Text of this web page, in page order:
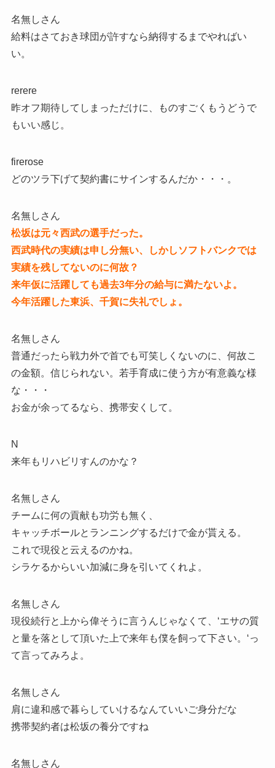
名無しさん
給料はさておき球団が許すなら納得するまでやればい
い。
rerere
昨オフ期待してしまっただけに、ものすごくもうどうで
もいい感じ。
firerose
どのツラ下げて契約書にサインするんだか・・・。
名無しさん
松坂は元々西武の選手だった。
西武時代の実績は申し分無い、しかしソフトバンクでは
実績を残してないのに何故？
来年仮に活躍しても過去3年分の給与に満たないよ。
今年活躍した東浜、千賀に失礼でしょ。
名無しさん
普通だったら戦力外で首でも可笑しくないのに、何故こ
の金額。信じられない。若手育成に使う方が有意義な様
な・・・
お金が余ってるなら、携帯安くして。
N
来年もリハビリすんのかな？
名無しさん
チームに何の貢献も功労も無く、
キャッチボールとランニングするだけで金が貰える。
これで現役と云えるのかね。
シラケるからいい加減に身を引いてくれよ。
名無しさん
現役続行と上から偉そうに言うんじゃなくて、‘エサの質
と量を落として頂いた上で来年も僕を飼って下さい。‘っ
て言ってみろよ。
名無しさん
肩に違和感で暮らしていけるなんていいご身分だな
携帯契約者は松坂の養分ですね
名無しさん